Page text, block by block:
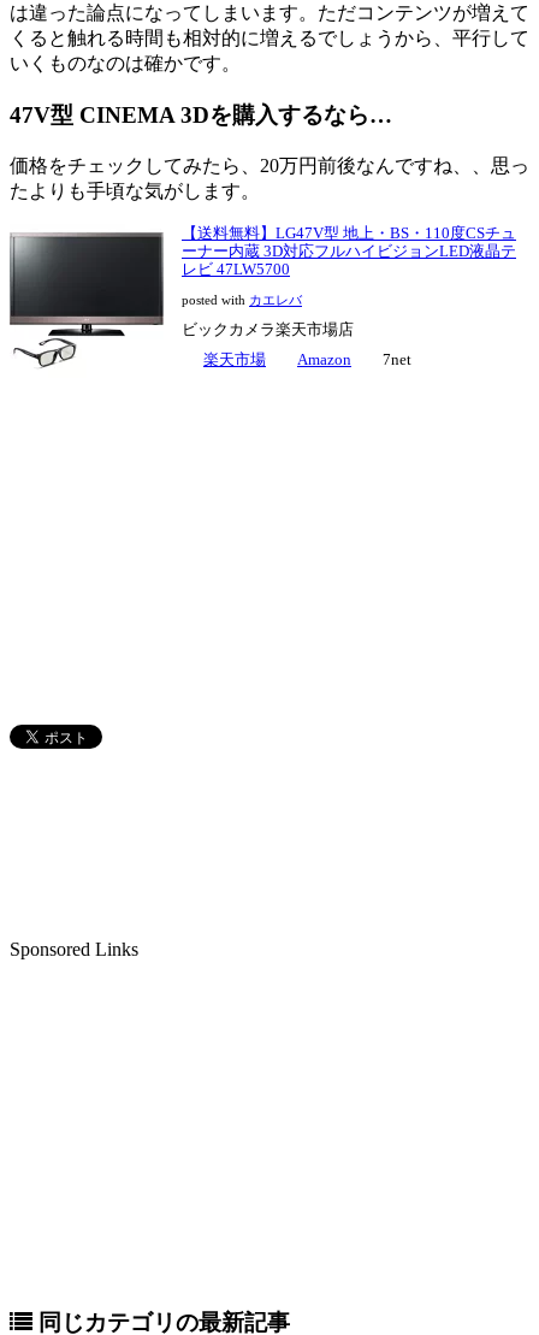
は違った論点になってしまいます。ただコンテンツが増えて
くると触れる時間も相対的に増えるでしょうから、平行して
いくものなのは確かです。
47V型 CINEMA 3Dを購入するなら…
価格をチェックしてみたら、20万円前後なんですね、、思っ
たよりも手頃な気がします。
【送料無料】LG47V型 地上・BS・110度CSチュ
ーナー内蔵 3D対応フルハイビジョンLED液晶テ
レビ 47LW5700
posted with カエレバ
ビックカメラ楽天市場店
楽天市場
Amazon 7net
Sponsored Links
同じカテゴリの最新記事